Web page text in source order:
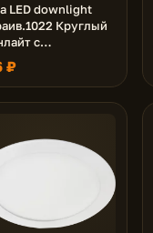
LED downlight
Круглый
с
под любое
(50-140mm)
220V 4200K 175x20
₽